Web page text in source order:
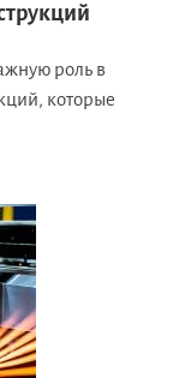
роль в
которые